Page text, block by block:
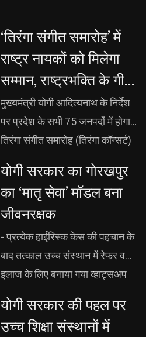
निर्देश मुख्यमंत्री अभ्युदय कोचिंग
योजना को और प्रभावी बनाने तथा हर
विश्वविद्यालय और महाविद्यालय तक
विस्तार पर हो विचार: मुख्यमंत्री योगी
खेल गतिविधियां युवाओं को नशे से दूर
रखने का प्रभावी माध्यम, खेल
अवसंरचना को दें गति: मुख्यमंत्री
उपयोग का मिलेगा व्यावहारिक प्रशिक्षण
- ऑनलाइन मॉनिटरिंग, प्री-टेस्ट,
पोस्ट-टेस्ट और एस्केलेशन मैट्रिक्स से
सुनिश्चित होगी गुणवत्ता - योगी सरकार
ने जारी किए विस्तृत दिशा-निर्देश
‘तिरंगा संगीत समारोह’ में
राष्ट्र नायकों को मिलेगा
सम्मान, राष्ट्रभक्ति के गीतों
पर झूमेगा प्रदेश
मुख्यमंत्री योगी आदित्यनाथ के निर्देश
पर प्रदेश के सभी 75 जनपदों में होगा
तिरंगा संगीत समारोह (तिरंगा कॉन्सर्ट)
देशभक्ति का संचार कर रही डबल इंजन
सरकार राजधानी लखनऊ में 1090,
घंटाघर चौक, हजरतगंज, जनेश्वर मिश्र
पार्क, एमरॉल्ड मॉल, लुलु मॉल समेत
विभिन्न स्थानों पर होगा ‘तिरंगा कॉन्सर्ट’
कॉन्सर्ट में वंदे मातरम, देशभक्ति गीत-
से होगी देशभक्ति के गीतों की संगीतमय
प्रस्तुति
योगी सरकार का गोरखपुर
का ‘मातृ सेवा’ मॉडल बना
जीवनरक्षक
- प्रत्येक हाईरिस्क केस की पहचान के
बाद तत्काल उच्च संस्थान में रेफर व
इलाज के लिए बनाया गया व्हाट्सअप
हैमरेज, 43 अतिगंभीर एनिमिया व 19
एक्लम्पसिया के मरीज बचाए गए अब
योगी सरकार की पहल पर
उच्च शिक्षा संस्थानों में